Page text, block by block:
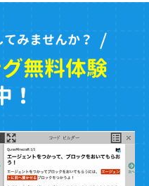
みませんか？
無料体験
！